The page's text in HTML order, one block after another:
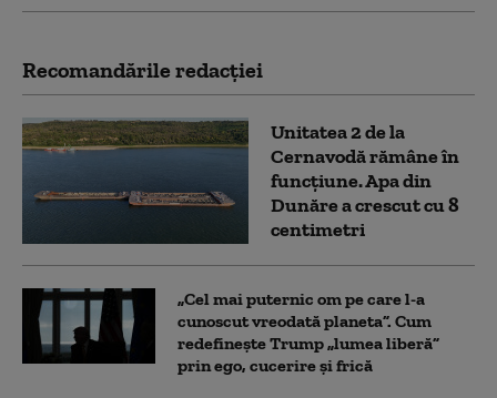
Recomandările redacţiei
Unitatea 2 de la
Cernavodă rămâne în
funcțiune. Apa din
Dunăre a crescut cu 8
centimetri
„Cel mai puternic om pe care l-a
cunoscut vreodată planeta”. Cum
redefinește Trump „lumea liberă”
prin ego, cucerire și frică